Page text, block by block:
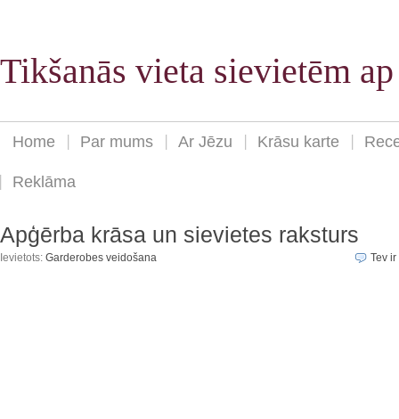
Tikšanās vieta sievietēm
Home Par mums Ar Jēzu Krāsu karte
Reklāma
Apģērba krāsa un sievietes raksturs
Ievietots: Garderobes veidošana Tev ir